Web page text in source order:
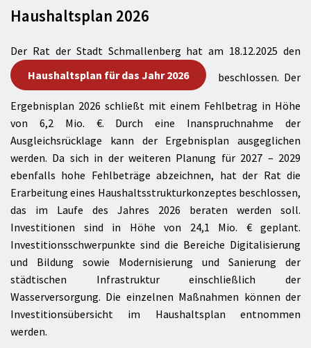
Haushaltsplan 2026
Der Rat der Stadt Schmallenberg hat am 18.12.2025 den
Haushaltsplan für das Jahr 2026
beschlossen. Der
Ergebnisplan 2026 schließt mit einem Fehlbetrag in Höhe
von 6,2 Mio. €. Durch eine Inanspruchnahme der
Ausgleichsrücklage kann der Ergebnisplan ausgeglichen
werden. Da sich in der weiteren Planung für 2027 – 2029
ebenfalls hohe Fehlbeträge abzeichnen, hat der Rat die
Erarbeitung eines Haushaltsstrukturkonzeptes beschlossen,
das im Laufe des Jahres 2026 beraten werden soll.
Investitionen sind in Höhe von 24,1 Mio. € geplant.
Investitionsschwerpunkte sind die Bereiche Digitalisierung
und Bildung sowie Modernisierung und Sanierung der
städtischen Infrastruktur einschließlich der
Wasserversorgung. Die einzelnen Maßnahmen können der
Investitionsübersicht im Haushaltsplan entnommen
werden.